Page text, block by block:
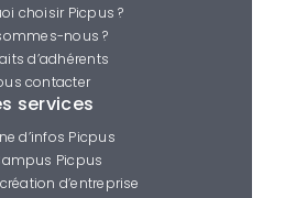
choisir Picpus ?
nous ?
d’adhérents
contacter
services
d’infos Picpus
Picpus
d’entreprise